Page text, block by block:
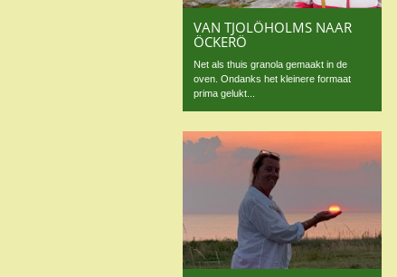
VAN TJOLÖHOLMS NAAR
ÖCKERÖ
Net als thuis granola gemaakt in de
oven. Ondanks het kleinere formaat
prima gelukt...